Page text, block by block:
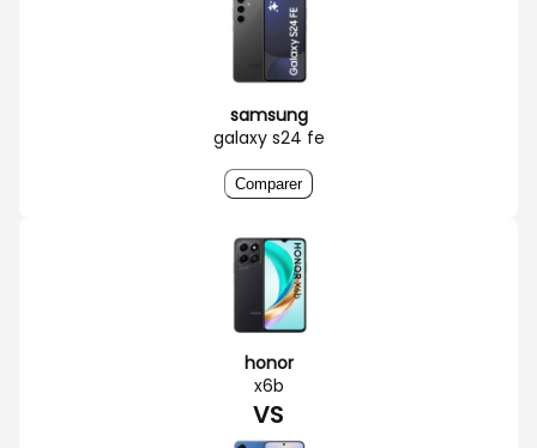
samsung
galaxy s24 fe
Comparer
honor
x6b
VS